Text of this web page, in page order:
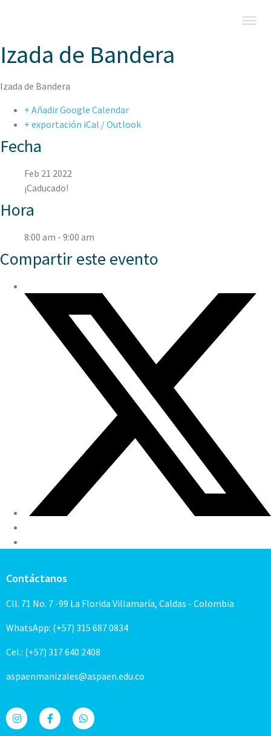
Izada de Bandera
Izada de Bandera
+ Añadir Google Calendar
+ exportación iCal / Outlook
Fecha
Feb 21 2022
¡Caducado!
Hora
8:00 am - 9:00 am
Compartir este evento
Contáctanos
Cll. 71 No. 7 -99 La Florida Villamaría, Caldas - Colombia
WhatsApp: (+57) 315 687 0834
Cel.: (+57) 317 640 2408
aspaenmanizales@aspaen.edu.co